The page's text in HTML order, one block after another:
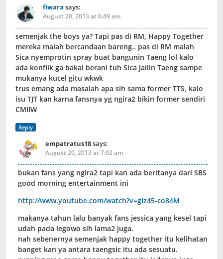
fiwara says:
August 20, 2013 at 6:49 am
semenjak the boys ya? Tapi pas di RM, Happy Together
mereka malah bercandaan bareng.. pas di RM malah
Sica nyemprotin spray buat bangunin Taeng lol kalo
ada konflik ga bakal berani tuh Sica jailin Taeng sampe
mukanya kucel gitu wkwk
trus emang ada masalah apa sih sama former TTS, kalo
isu TJT kan karna fansnya yg ngira2 bikin former sendiri
CMIIW
Reply
empatratus18says:
August 20, 2013 at 7:02 am
bukan fans yang ngira2 tapi kan ada beritanya dari SBS
good morning entertainment ini
http://www.youtube.com/watch?v=gIz45-co84M
makanya tahun lalu banyak fans jessica yang kesel tapi
udah pada legowo sih lama2 juga.
nah sebenernya semenjak happy together itu kelihatan
banget kan ya antara taengsic itu ada sesuatu.